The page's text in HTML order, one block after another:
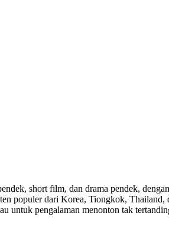
short film, dan drama pendek,
populer dari Korea, Tiongkok,
untuk pengalaman menonton tak